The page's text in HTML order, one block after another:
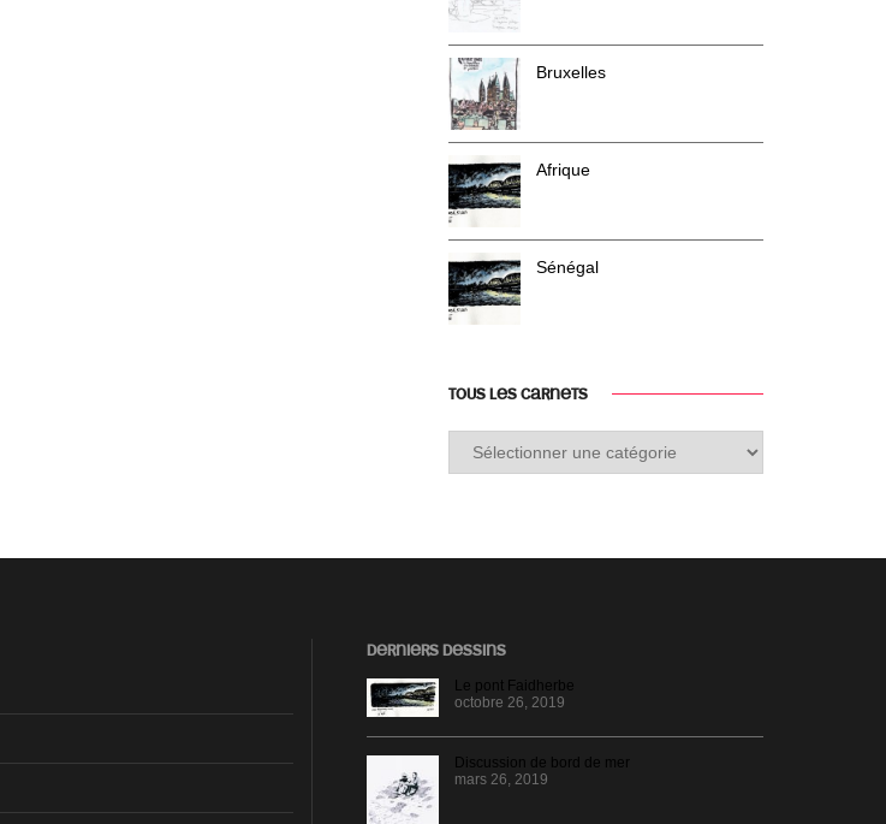
Bruxelles
Afrique
Sénégal
TOUS LES CARNETS
Tous
les
DERNIERS DESSINS
Le pont Faidherbe
octobre 26, 2019
Discussion de bord de mer
mars 26, 2019